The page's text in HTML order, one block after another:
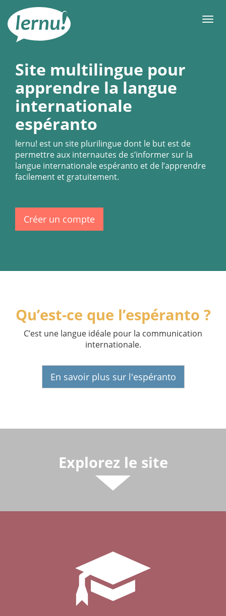
contenu
Site multilingue pour
apprendre la langue
internationale
espéranto
lernu! est un site plurilingue dont le but est de
permettre aux internautes de s’informer sur la
langue internationale espéranto et de l’apprendre
facilement et gratuitement.
Créer un compte
Qu’est-ce que l’espéranto ?
C’est une langue idéale pour la communication
internationale.
En savoir plus sur l'espéranto
Explorez le site